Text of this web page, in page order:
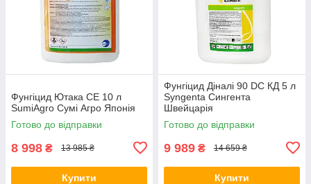
Фунгіцид Ютака СЕ 10 л
SumiAgro Сумі Агро Японія
Готово до відправки
8 998 ₴ 13 985 ₴
Купити
Фунгіцид Діналі 90 DC КД 5 л
Syngenta Сингента
Швейцарія
Готово до відправки
9 989 ₴ 14 659 ₴
Купити